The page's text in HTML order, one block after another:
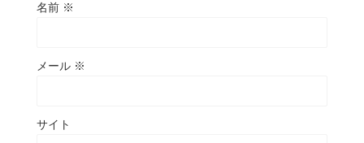
名前 ※
メール ※
サイト